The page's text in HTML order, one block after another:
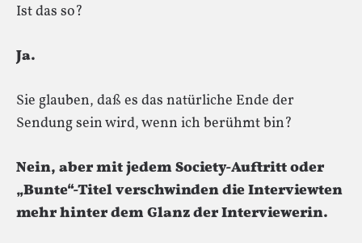
Ist das so?
Ja.
Sie glauben, daß es das natürliche Ende der
Sendung sein wird, wenn ich berühmt bin?
Nein, aber mit jedem Society-Auftritt oder
„Bunte“-Titel verschwinden die Interviewten
mehr hinter dem Glanz der Interviewerin.